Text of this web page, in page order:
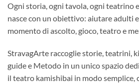
Ogni storia, ogni tavola, ogni teatrino
nasce con un obiettivo: aiutare adulti
momento di ascolto, gioco, teatro e
StravagArte raccoglie storie, teatrini,
guide e Metodo in un unico spazio
il teatro kamishibai in modo semplice,